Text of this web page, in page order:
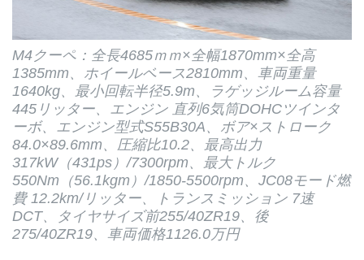
M4クーペ：全長4685ｍｍ×全幅1870mm×全高
1385mm、ホイールベース2810mm、車両重量
1640kg、最小回転半径5.9m、ラゲッジルーム容量
445リッター、エンジン 直列6気筒DOHCツインタ
ーボ、エンジン型式S55B30A、ボア×ストローク
84.0×89.6mm、圧縮比10.2、最高出力
317kW（431ps）/7300rpm、最大トルク
550Nm（56.1kgm）/1850-5500rpm、JC08モード燃
費 12.2km/リッター、トランスミッション 7速
DCT、タイヤサイズ前255/40ZR19、後
275/40ZR19、車両価格1126.0万円